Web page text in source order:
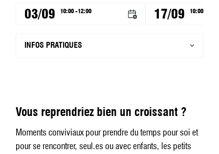
Vous reprendriez bien un croissant ?
Moments conviviaux pour prendre du temps pour soi et
pour se rencontrer, seul.es ou avec enfants, les petits
03/09 10:00 -12:00 17/09 10:00 -
INFOS PRATIQUES